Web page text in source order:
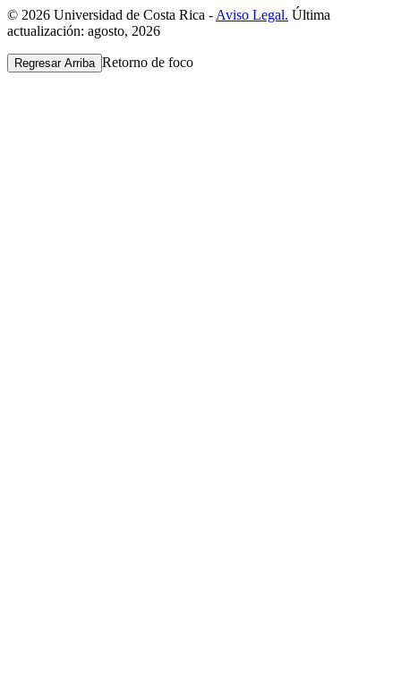
© 2026 Universidad de Costa Rica - Aviso Legal. Última
actualización: agosto, 2026
Regresar Arriba Retorno de foco